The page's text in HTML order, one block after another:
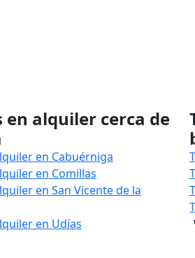
en alquiler cerca de
en Cabuérniga
en Comillas
en San Vicente de la
en Udías